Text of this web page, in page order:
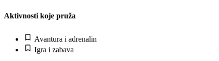
Aktivnosti koje pruža
Avantura i adrenalin
Igra i zabava